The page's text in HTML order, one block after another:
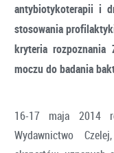
antybiotykoterapii i
stosowania
kryteria rozpoznania
moczu do badania
16-17 maja 2014
Wydawnictwo